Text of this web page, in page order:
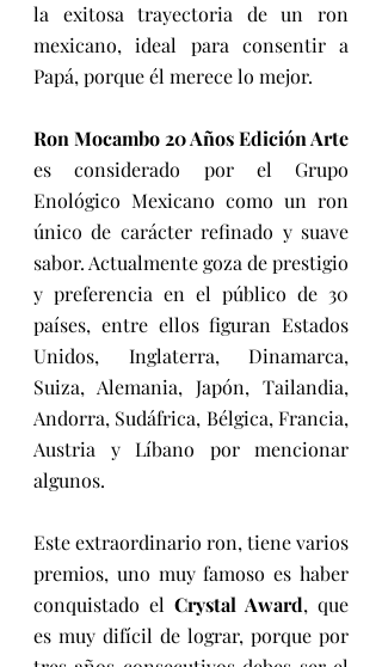
la exitosa trayectoria de un ron
mexicano, ideal para consentir a
Papá, porque él merece lo mejor.
Ron Mocambo 20 Años Edición Arte
es considerado por el Grupo
Enológico Mexicano como un ron
único de carácter refinado y suave
sabor. Actualmente goza de prestigio
y preferencia en el público de 30
países, entre ellos figuran Estados
Unidos, Inglaterra, Dinamarca,
Suiza, Alemania, Japón, Tailandia,
Andorra, Sudáfrica, Bélgica, Francia,
Austria y Líbano por mencionar
algunos.
Este extraordinario ron, tiene varios
premios, uno muy famoso es haber
conquistado el Crystal Award, que
es muy difícil de lograr, porque por